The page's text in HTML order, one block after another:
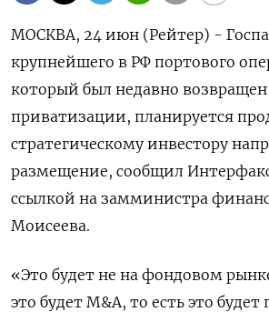
МОСКВА, 24 июн (Рейтер) -
крупнейшего в РФ портового
который был недавно
приватизации, планируется
стратегическому инвестору
размещение, сообщил Интерфакс
ссылкой ​на замминистра
Моисеева.
«Это будет ‌не на фондовом
это будет M&A, то есть это